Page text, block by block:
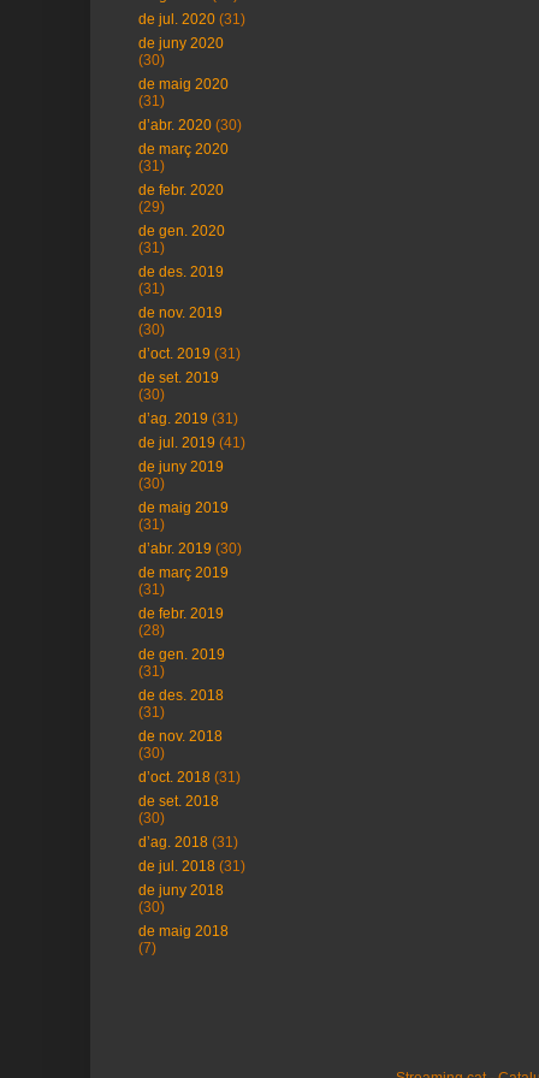
de jul. 2020 (31)
de juny 2020
(30)
de maig 2020
(31)
d’abr. 2020 (30)
de març 2020
(31)
de febr. 2020
(29)
de gen. 2020
(31)
de des. 2019
(31)
de nov. 2019
(30)
d’oct. 2019 (31)
de set. 2019
(30)
d’ag. 2019 (31)
de jul. 2019 (41)
de juny 2019
(30)
de maig 2019
(31)
d’abr. 2019 (30)
de març 2019
(31)
de febr. 2019
(28)
de gen. 2019
(31)
de des. 2018
(31)
de nov. 2018
(30)
d’oct. 2018 (31)
de set. 2018
(30)
d’ag. 2018 (31)
de jul. 2018 (31)
de juny 2018
(30)
de maig 2018
(7)